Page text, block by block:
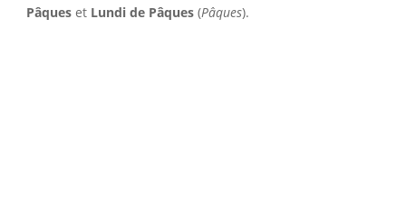
Pâqueset Lundi de Pâques(Pâques).